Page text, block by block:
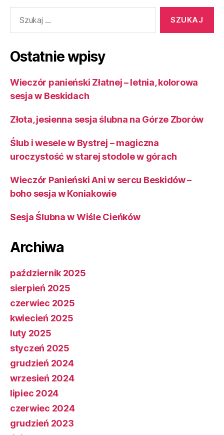
Ostatnie wpisy
Wieczór panieński Złatnej – letnia, kolorowa
sesja w Beskidach
Złota, jesienna sesja ślubna na Górze Zborów
Ślub i wesele w Bystrej – magiczna
uroczystość w starej stodole w górach
Wieczór Panieński Ani w sercu Beskidów –
boho sesja w Koniakowie
Sesja Ślubna w Wiśle Cieńków
Archiwa
październik 2025
sierpień 2025
czerwiec 2025
kwiecień 2025
luty 2025
styczeń 2025
grudzień 2024
wrzesień 2024
lipiec 2024
czerwiec 2024
grudzień 2023